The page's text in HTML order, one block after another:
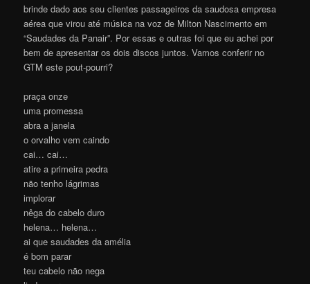
brinde dado aos seu clientes passageiros da saudosa empresa
aérea que virou até música na voz de Milton Nascimento em
“Saudades da Panair”. Por essas e outras foi que eu achei por
bem de apresentar os dois discos juntos. Vamos conferir no
GTM este pout-pourri?
praça onze
uma promessa
abra a janela
o orvalho vem caindo
cai… cai…
atire a primeira pedra
não tenho lágrimas
implorar
nêga do cabelo duro
helena… helena…
ai que saudades da amélia
é bom parar
teu cabelo não nega